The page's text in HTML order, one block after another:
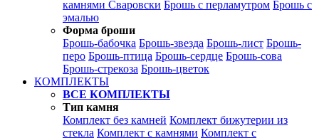
камнями Сваровски Брошь с перламутром Брошь с
эмалью
Форма броши
Брошь-бабочка Брошь-звезда Брошь-лист Брошь-
перо Брошь-птица Брошь-сердце Брошь-сова
Брошь-стрекоза Брошь-цветок
КОМПЛЕКТЫ
ВСЕ КОМПЛЕКТЫ
Тип камня
Комплект без камней Комплект бижутерии из
стекла Комплект с камнями Комплект с